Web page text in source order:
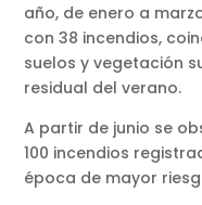
año, de enero a
con 38 incendios,
suelos y vegetación
residual del verano.
A partir de junio se
100 incendios
época de mayor